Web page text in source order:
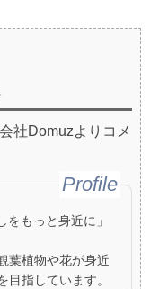
社Domuzよりコメ
をもっと身近に」
葉植物や花が身近
指しています。